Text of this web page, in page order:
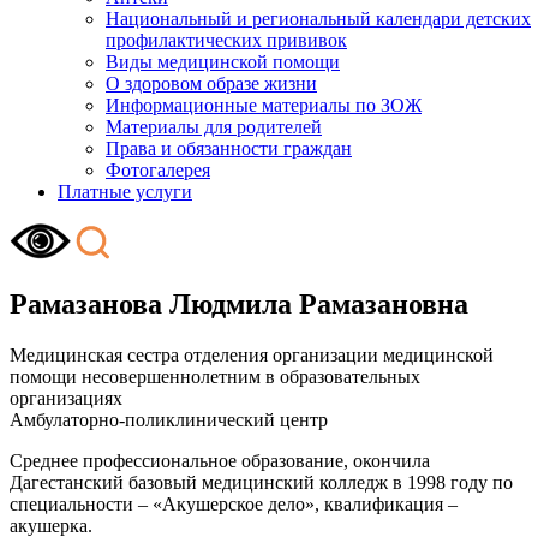
Национальный и региональный календари детских
профилактических прививок
Виды медицинской помощи
О здоровом образе жизни
Информационные материалы по ЗОЖ
Материалы для родителей
Права и обязанности граждан
Фотогалерея
Платные услуги
Рамазанова Людмила Рамазановна
Медицинская сестра отделения организации медицинской
помощи несовершеннолетним в образовательных
организациях
Амбулаторно-поликлинический центр
Среднее профессиональное образование, окончила
Дагестанский базовый медицинский колледж в 1998 году по
специальности – «Акушерское дело», квалификация –
акушерка.